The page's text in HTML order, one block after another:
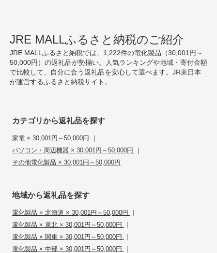
JRE MALLふるさと納税のご紹介
JRE MALLふるさと納税では、1,222件の電化製品（30,001円～
50,000円）の返礼品が勢揃い。人気ランキングや地域・寄付金額
で比較して、自分に合う返礼品を安心して選べます。JR東日本
が運営するふるさと納税サイト。
カテゴリから返礼品を探す
家電 × 30,001円～50,000円 |
パソコン・周辺機器 × 30,001円～50,000円 |
その他電化製品 × 30,001円～50,000円
地域から返礼品を探す
電化製品 × 北海道 × 30,001円～50,000円 |
電化製品 × 東北 × 30,001円～50,000円 |
電化製品 × 関東 × 30,001円～50,000円 |
電化製品 × 中部 × 30,001円～50,000円 |